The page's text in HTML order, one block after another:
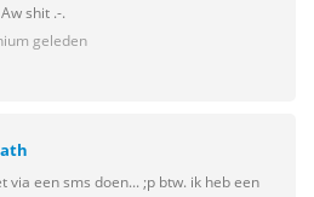
shit .-.
geleden
via een sms doen... ;p btw. ik heb een